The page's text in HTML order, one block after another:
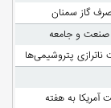
گاز سمنان
صنعت و جامعه
ناترازی پتروشیمی‌ها
آمریکا به هفته